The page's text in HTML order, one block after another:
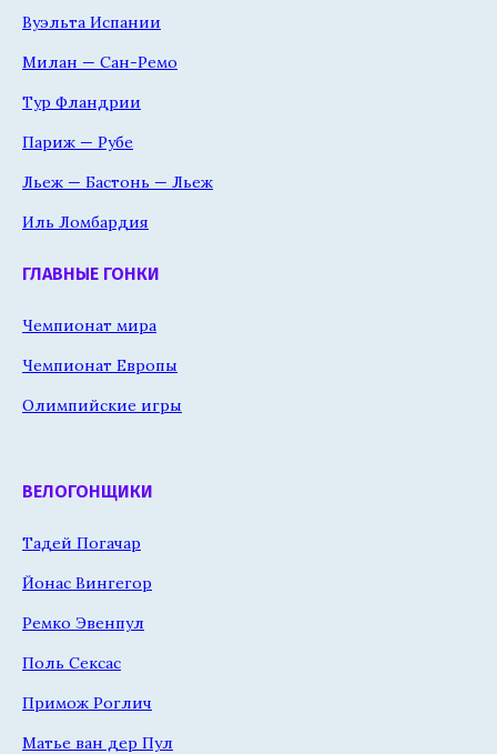
Вуэльта Испании
Милан — Сан-Ремо
Тур Фландрии
Париж — Рубе
Льеж — Бастонь — Льеж
Иль Ломбардия
ГЛАВНЫЕ ГОНКИ
Чемпионат мира
Чемпионат Европы
Олимпийские игры
ВЕЛОГОНЩИКИ
Тадей Погачар
Йонас Вингегор
Ремко Эвенпул
Поль Сексас
Примож Роглич
Матье ван дер Пул